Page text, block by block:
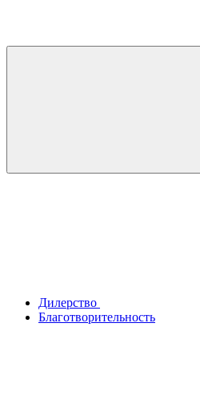
Дилерство
Благотворительность